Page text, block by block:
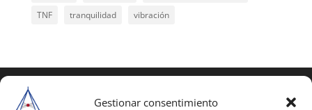
Gestionar consentimiento
TNF
tranquilidad vibración
reservados